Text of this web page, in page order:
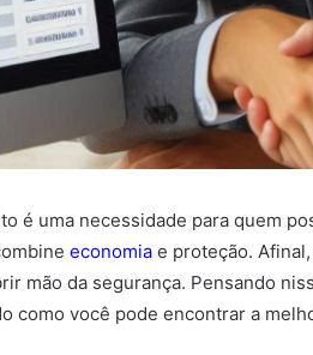
é uma necessidade para quem
economia e proteção.
mão da segurança. Pensando
como você pode encontrar a